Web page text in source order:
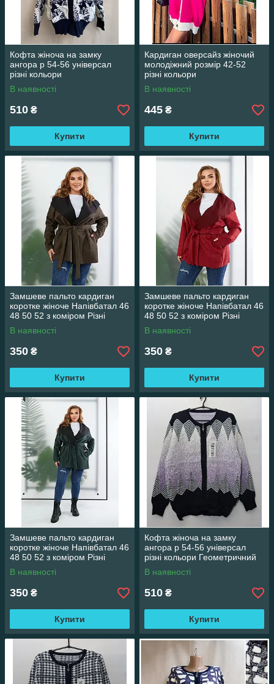
Кофта жіноча на замку
ангора р 54-56 універсал
різні кольори
В наявності
510 ₴
Купити
Кардиган оверсайз жіночий
молодіжний розмір 42-52
різні кольори
В наявності
445 ₴
Купити
Замшеве пальто кардиган
коротке жіноче Напівбатал 46
48 50 52 з коміром Різні
кольори На поясі ціна гуртом
Темно-сірий
В наявності
350 ₴
Купити
Замшеве пальто кардиган
коротке жіноче Напівбатал 46
48 50 52 з коміром Різні
кольори На поясі ціна гуртом
Червоний
В наявності
350 ₴
Купити
Замшеве пальто кардиган
коротке жіноче Напівбатал 46
48 50 52 з коміром Різні
кольори На поясі ціна гуртом
Темно-зелений
В наявності
350 ₴
Купити
Кофта жіноча на замку
ангора р 54-56 універсал
різні кольори Геометричний
В наявності
510 ₴
Купити